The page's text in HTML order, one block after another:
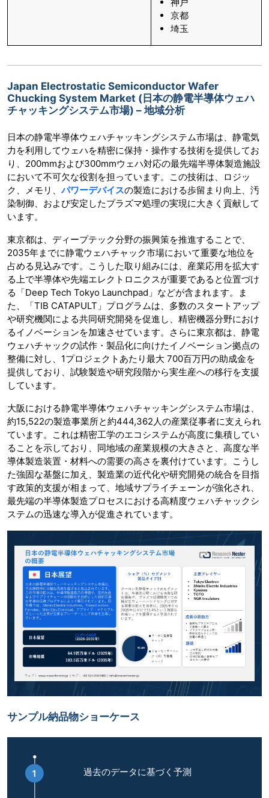
京都
埼玉
Japan Electrostatic Semiconductor Wafer
Chucking System Market (日本の静電半導体ウェハ
チャッキングシステム市場) – 地域分析
日本の静電半導体ウェハチャッキングシステム市場は、静電気
力を利用してウェハを精密に保持・操作する技術を提供してお
り、200mmおよび300mmウェハ対応の最先端半導体製造施設
において不可欠な役割を担っています。この技術は、ロジッ
ク、メモリ、パワーデバイスの製造における歩留まり向上、汚
染制御、および安定したプラズマ処理の実現に大きく貢献して
います。
東京都は、ディープテック分野の振興策を推進することで、
2035年までに静電ウェハチャック市場において重要な地位を
占める見込みです。こうした取り組みには、産業応用を拡大す
る上で半導体や先端エレクトロニクスが重要であると位置づけ
る「Deep Tech Tokyo Launchpad」などが含まれます。ま
た、「TIB CATAPULT」プログラムは、多数のスタートアップ
や研究機関による共同研究開発を促進し、精密機器分野におけ
るイノベーションを加速させています。さらに東京都は、静電
ウェハチャックの試作・製品化に向けたイノベーション拠点の
整備に対し、1プロジェクトあたり最大 700百万円の助成金を
提供しており、試験製造や研究段階から実生産への移行を支援
しています。
大阪における静電半導体ウェハチャッキングシステム市場は、
約15,522の製造事業所と約444,362人の産業従事者に支えられ
ています。これは精密工学のエコシステムが高度に集積してい
ることを示しており、同地域の産業規模の大きさと、高度な半
導体製造装置・材料への需要の高さを裏付けています。こうし
た強固な基盤に加え、製造業の近代化や研究開発の統合を目指
す政策的支援が相まって、地域サプライチェーンが強化され、
最先端の半導体製造プロセスにおける高精度ウェハチャックシ
ステムの迅速な導入が促進されています。
サンプル納品物ショーケース
過去のデータに基づく予測